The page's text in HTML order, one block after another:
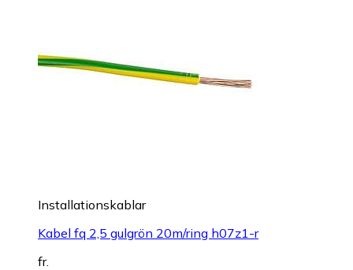
Installationskablar
Kabel fq 2,5 gulgrön 20m/ring h07z1-r
fr.